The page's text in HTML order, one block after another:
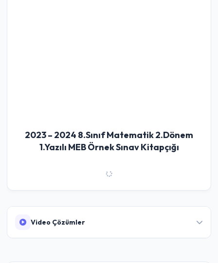
2023 – 2024 8.Sınıf Matematik 2.Dönem
1.Yazılı MEB Örnek Sınav Kitapçığı
Video Çözümler